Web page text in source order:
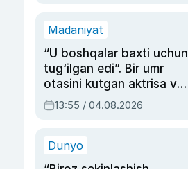
Madaniyat
“U boshqalar baxti uchun
tug‘ilgan edi”. Bir umr
otasini kutgan aktrisa va
dublyaj ustasi Rimma
Ahmedovaning
13:55 / 04.08.2026
Dunyo